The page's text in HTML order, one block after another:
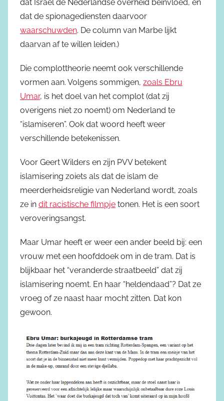
dat Israël de Nederlandse overheid beïnvloed, en
dat de spionagediensten daarvoor
waarschuwden. De column van Marbe lijkt
daarvan af te willen leiden.)
Die complottheorie neemt ook verschillende
vormen aan. Volgens sommigen, zoals Ebru
Umar, is het doel van het complot (dat zij
overigens niet zo noemt) om Nederland te
“islamiseren”. Ook dat woord heeft weer
verschillende betekenissen.
Voor Geert Wilders en zijn PVV betekent
islamisering zoiets als dat de islam de
meerderheidsreligie van Nederland wordt, zoals
ze in dit racistische filmpje tonen. Het is een soort
veroveringsangst.
Maar Umar heeft er weer een ander beeld bij: een
vrouw met een hoofddoek om in de tram. Dat is
blijkbaar het “veranderde straatbeeld” dat zij
islamisering noemt. En haar “heldendaad”? Dat ze
vroeg of ze naast haar mocht zitten. Dat kon
gewoon.